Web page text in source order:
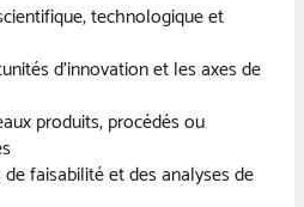
technologique et
d’innovation et les axes de
produits, procédés ou
faisabilité et des analyses de